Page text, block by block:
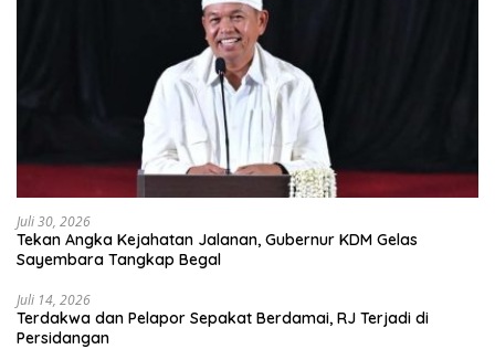
Juli 30, 2026
Tekan Angka Kejahatan Jalanan, Gubernur KDM Gelas
Sayembara Tangkap Begal
Juli 14, 2026
Terdakwa dan Pelapor Sepakat Berdamai, RJ Terjadi di
Persidangan